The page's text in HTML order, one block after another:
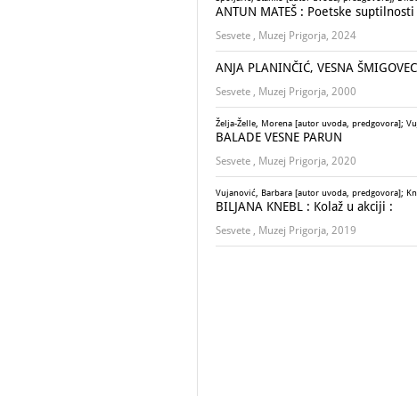
ANTUN MATEŠ : Poetske
Sesvete , Muzej Prigorja, 2024
ANJA PLANINČIĆ, VESNA
Sesvete , Muzej Prigorja, 2000
Želja-Želle, Morena [autor uvoda, predgovora];
BALADE VESNE PARUN
Sesvete , Muzej Prigorja, 2020
Vujanović, Barbara [autor uvoda, predgovora];
BILJANA KNEBL : Kolaž u akciji :
Sesvete , Muzej Prigorja, 2019